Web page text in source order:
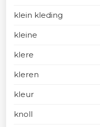
klein kleding
kleine
klere
kleren
kleur
knoll